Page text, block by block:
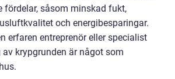
fördelar, såsom minskad fukt,
och energibesparingar.
erfaren entreprenör eller specialist
av krypgrunden är något som